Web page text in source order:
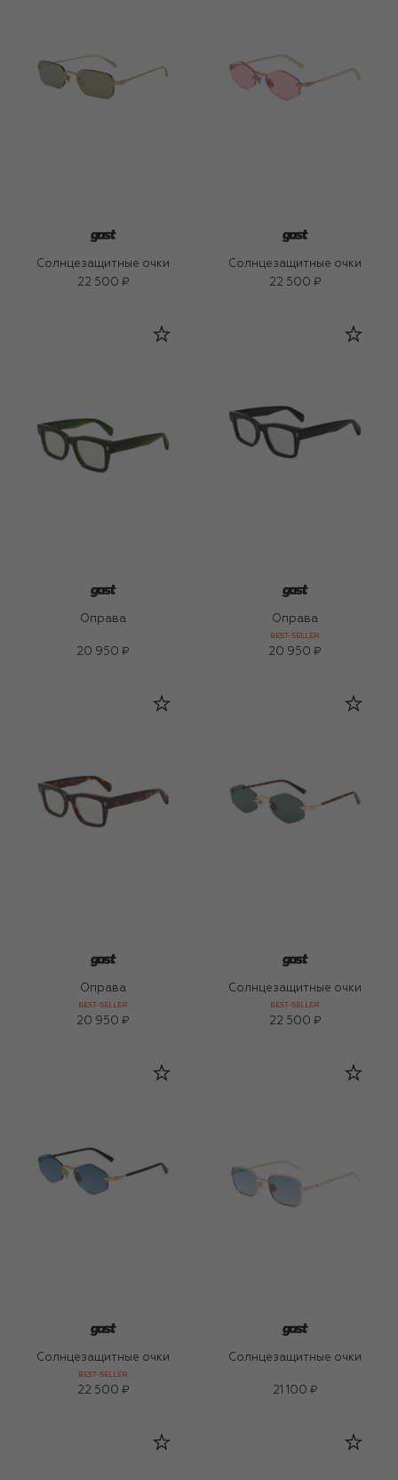
Солнцезащитные очки
22 500 ₽
Солнцезащитные очки
22 500 ₽
Оправа
20 950 ₽
Оправа
BEST-SELLER
20 950 ₽
Оправа
BEST-SELLER
20 950 ₽
Солнцезащитные очки
BEST-SELLER
22 500 ₽
Солнцезащитные очки
BEST-SELLER
22 500 ₽
Солнцезащитные очки
21 100 ₽